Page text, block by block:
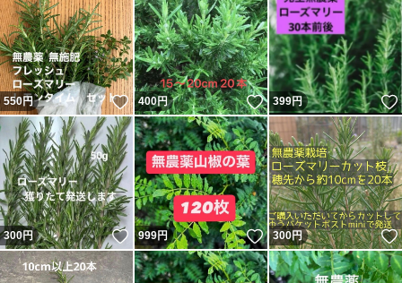
550円 いいね！
400円 いいね！
399円
300円 いいね！
999円 いいね！
300円